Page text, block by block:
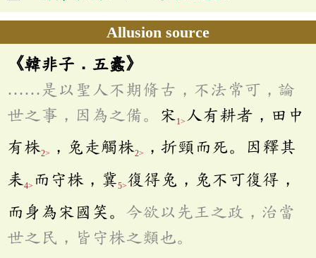
Allusion source
《韓非子．五蠹》
……是以聖人不期脩古，不法常可，論
世之事，因為之備。
宋 1> 人有耕者，田中
有株2> ，兔走觸株2>
，折頸而死。因釋其
耒4> 而守株，冀5>復得兔，兔不可復得，
而身為宋國笑。 今欲以先王之政，治當
世之民，皆守株之類也。